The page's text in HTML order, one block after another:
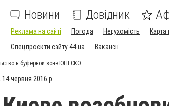
Новини Довідник
Реклама на сайті Погода Нерухомість Карта
Спецпроєкти сайту 44.ua
Вакансії
в буферной зоне ЮНЕСКО
14 червня 2016 р.